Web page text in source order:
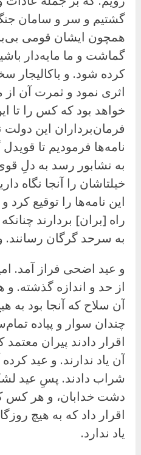
گشتیم و سر و سامان جنگ
همچون ایشان قومی
گماشت و ما مایه‌دار
کرده شود. و باکالیجار
اثری نمود و ثمرت آن
خواهد بود که کس را تا
فرمان‌برداران این دولت
نامه‌ها فرمودیم تا
به نشابور رسد به دلِ
خیلتاشان را آنجا نگاه
این نامه‌ها را توقیع کرد
راه [بران] بردارند
به سرحد گرگان رسانند.
و عید اضحی فراز آمد.
از حد و اندازه
آن سلاح که آنجا بود به
چندان سوار و پیاده
اقرار دادند پیران معتمد
آن یاد ندارند. و عید کرده
شراب دادند. پسِ عید
دشت خدابان، و هر کس
یاد ندارد.